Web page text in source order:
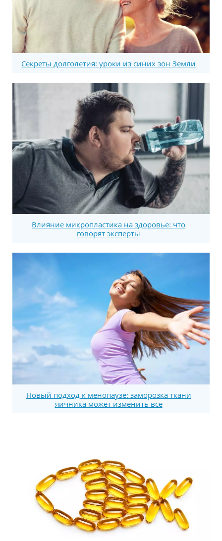
Секреты долголетия: уроки из синих зон Земли
Влияние микропластика на здоровье: что
говорят эксперты
Новый подход к менопаузе: заморозка ткани
яичника может изменить все